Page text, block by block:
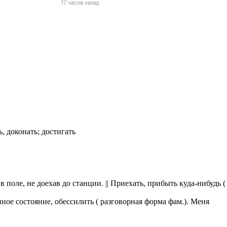
женщин и
страны),
доконать; достигать
поле, не доехав до станции. || Приехать, прибыть куда-нибудь (
состояние, обессилить ( разговорная форма фам.). Меня